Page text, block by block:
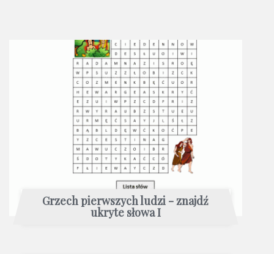
Grzech pierwszych ludzi - znajdź
ukryte słowa I